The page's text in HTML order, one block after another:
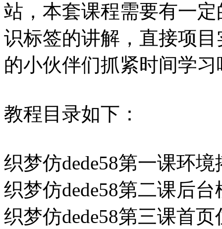
站，本套课程需要有一
识标签的讲解，直接项
的小伙伴们抓紧时间学
教程目录如下：
织梦仿dede58第一课环境
织梦仿dede58第二课后
织梦仿dede58第三课首页